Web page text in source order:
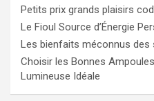
Petits prix grands plaisirs
Le Fioul Source d’Énergie
Les bienfaits méconnus des
Choisir les Bonnes
Lumineuse Idéale